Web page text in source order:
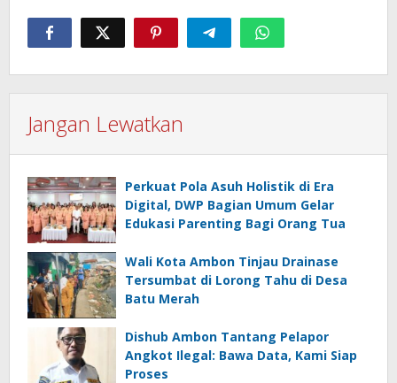
Jangan Lewatkan
Perkuat Pola Asuh Holistik di Era
Digital, DWP Bagian Umum Gelar
Edukasi Parenting Bagi Orang Tua
Wali Kota Ambon Tinjau Drainase
Tersumbat di Lorong Tahu di Desa
Batu Merah
Dishub Ambon Tantang Pelapor
Angkot Ilegal: Bawa Data, Kami Siap
Proses